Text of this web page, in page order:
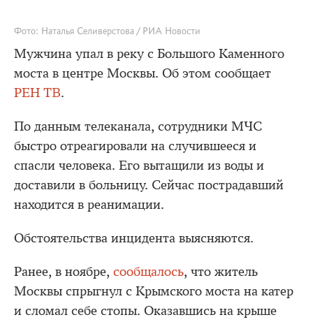
Фото: Наталья Селиверстова / РИА Новости
Мужчина упал в реку с Большого Каменного
моста в центре Москвы. Об этом сообщает
РЕН ТВ.
По данным телеканала, сотрудники МЧС
быстро отреагировали на случившееся и
спасли человека. Его вытащили из воды и
доставили в больницу. Сейчас пострадавший
находится в реанимации.
Обстоятельства инцидента выясняются.
Ранее, в ноябре, сообщалось, что житель
Москвы спрыгнул с Крымского моста на катер
и сломал себе стопы. Оказавшись на крыше